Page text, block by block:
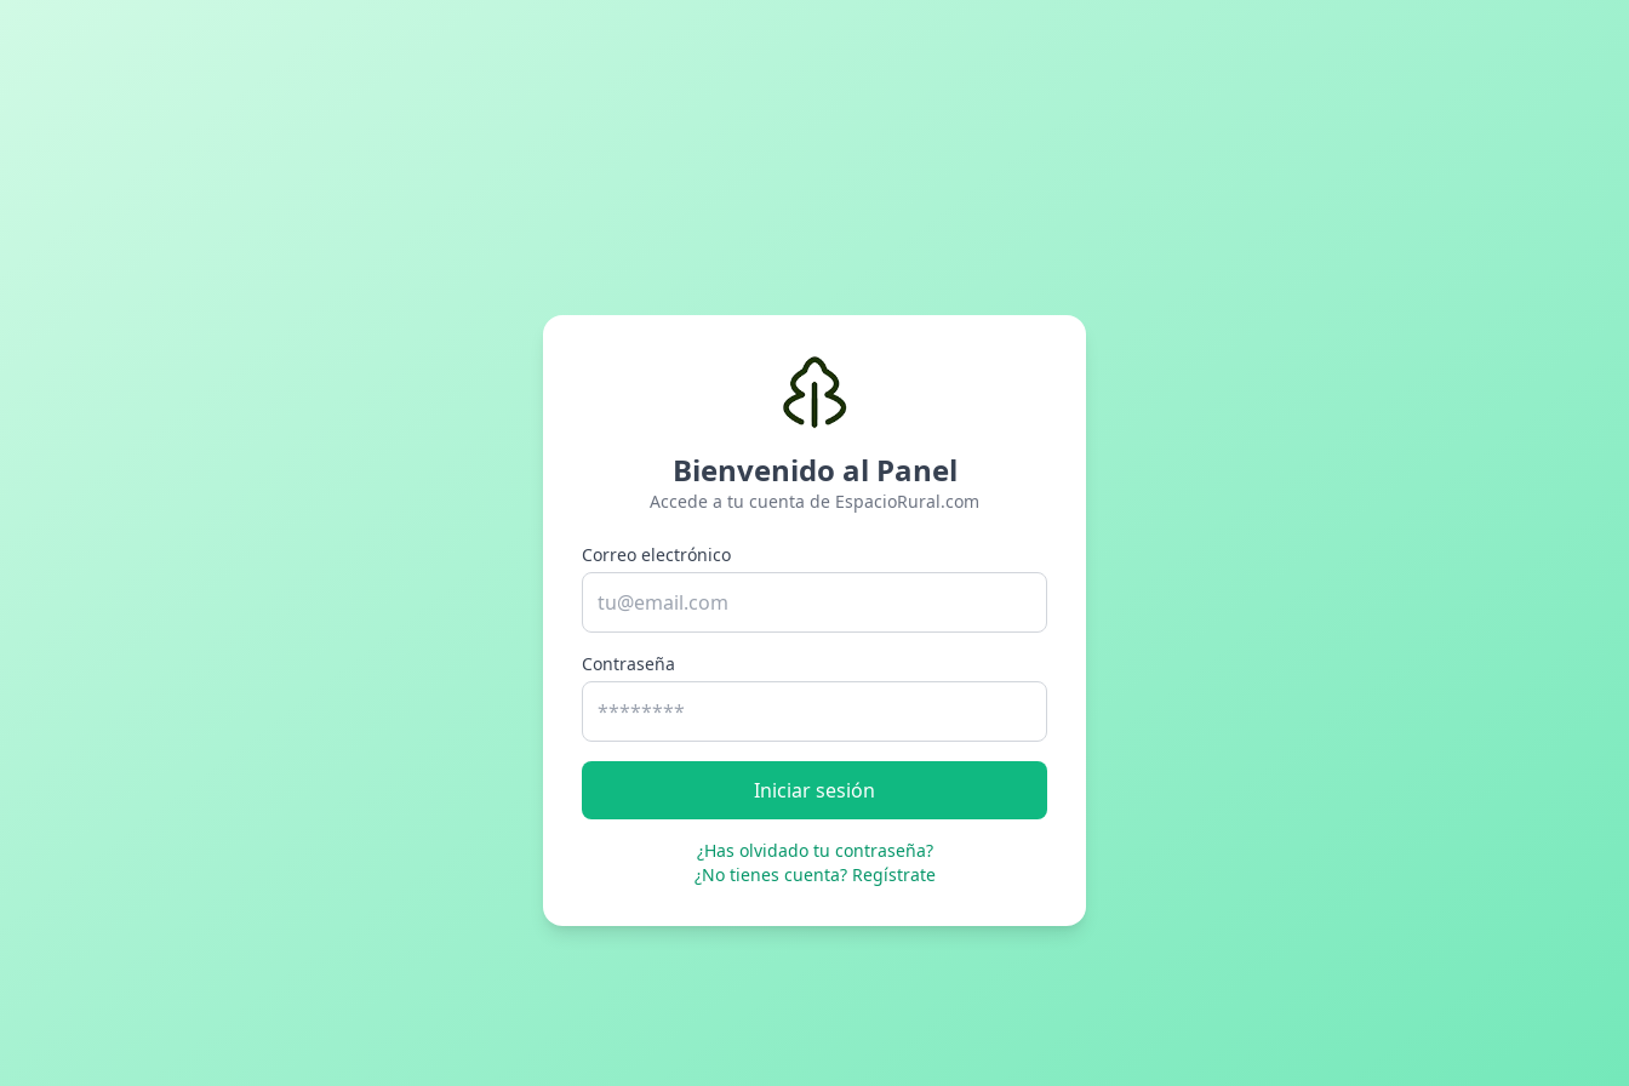
Bienvenido al Panel
Accede a tu cuenta de EspacioRural.com
Correo electrónico
Contraseña
Iniciar sesión
¿Has olvidado tu contraseña?
¿No tienes cuenta? Regístrate